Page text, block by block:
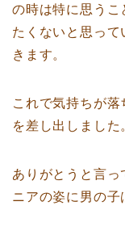
の時は特に思うこ
たくないと思っ
きます。
これで気持ちが
を差し出しました
ありがとうと言っ
ニアの姿に男の子